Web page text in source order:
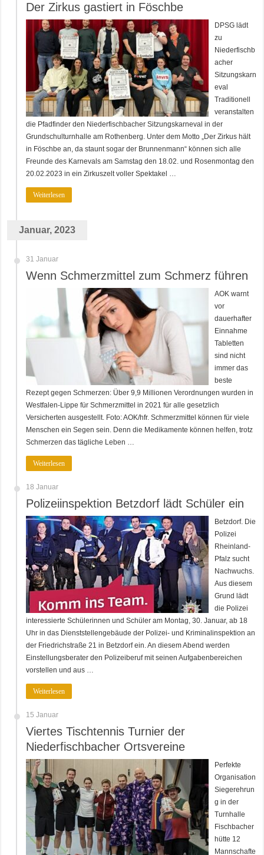
Der Zirkus gastiert in Föschbe
DPSG lädt
zu
Niederfischb
acher
Sitzungskarn
eval
Traditionell
veranstalten
die Pfadfinder den Niederfischbacher Sitzungskarneval in der
Grundschulturnhalle am Rothenberg. Unter dem Motto „Der Zirkus hält
in Föschbe an, da staunt sogar der Brunnenmann“ können sich alle
Freunde des Karnevals am Samstag den 18.02. und Rosenmontag den
20.02.2023 in ein Zirkuszelt voller Spektakel …
Weiterlesen
Januar, 2023
31 Januar
Wenn Schmerzmittel zum Schmerz führen
AOK warnt
vor
dauerhafter
Einnahme
Tabletten
sind nicht
immer das
beste
Rezept gegen Schmerzen: Über 9,9 Millionen Verordnungen wurden in
Westfalen-Lippe für Schmerzmittel in 2021 für alle gesetzlich
Versicherten ausgestellt. Foto: AOK/hfr. Schmerzmittel können für viele
Menschen ein Segen sein. Denn die Medikamente können helfen, trotz
Schmerzen das tägliche Leben …
Weiterlesen
18 Januar
Polizeiinspektion Betzdorf lädt Schüler ein
Betzdorf. Die
Polizei
Rheinland-
Pfalz sucht
Nachwuchs.
Aus diesem
Grund lädt
die Polizei
interessierte Schülerinnen und Schüler am Montag, 30. Januar, ab 18
Uhr in das Dienststellengebäude der Polizei- und Kriminalinspektion an
der Friedrichstraße 21 in Betzdorf ein. An diesem Abend werden
Einstellungsberater den Polizeiberuf mit seinen Aufgabenbereichen
vorstellen und aus …
Weiterlesen
15 Januar
Viertes Tischtennis Turnier der
Niederfischbacher Ortsvereine
Perfekte
Organisation
Siegerehrun
g in der
Turnhalle
Fischbacher
hütte 12
Mannschafte